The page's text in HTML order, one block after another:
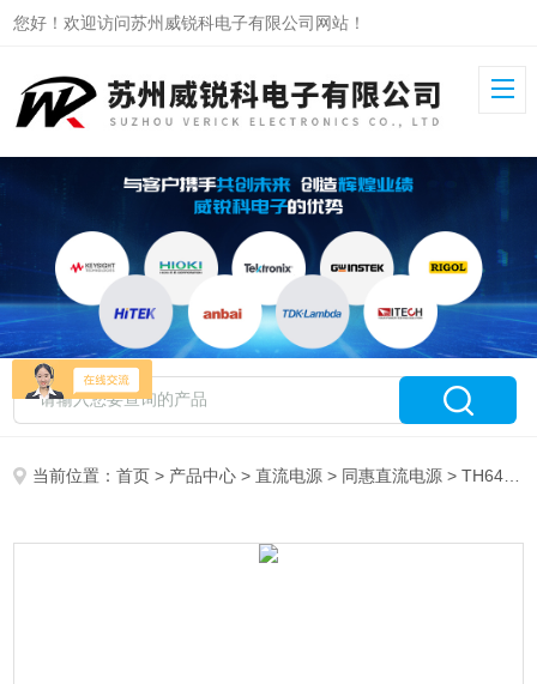
您好！欢迎访问苏州威锐科电子有限公司网站！
当前位置：首页 > 产品中心 >直流电源 > 同惠直流电源 > TH6422A同惠可编程线性电源